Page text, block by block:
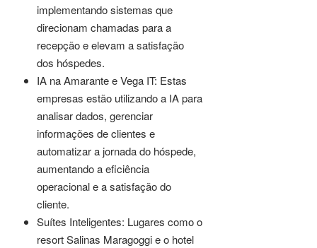
implementando sistemas que
direcionam chamadas para a
recepção e elevam a satisfação
dos hóspedes.
IA na Amarante e Vega IT: Estas
empresas estão utilizando a IA para
analisar dados, gerenciar
informações de clientes e
automatizar a jornada do hóspede,
aumentando a eficiência
operacional e a satisfação do
cliente.
Suítes Inteligentes: Lugares como o
resort Salinas Maragoggi e o hotel